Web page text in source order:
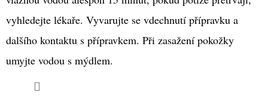
vyhledejte lékaře. Vyvarujte se vdechnutí přípravku a
dalšího kontaktu s přípravkem. Při zasažení pokožky
umyjte vodou s mýdlem.